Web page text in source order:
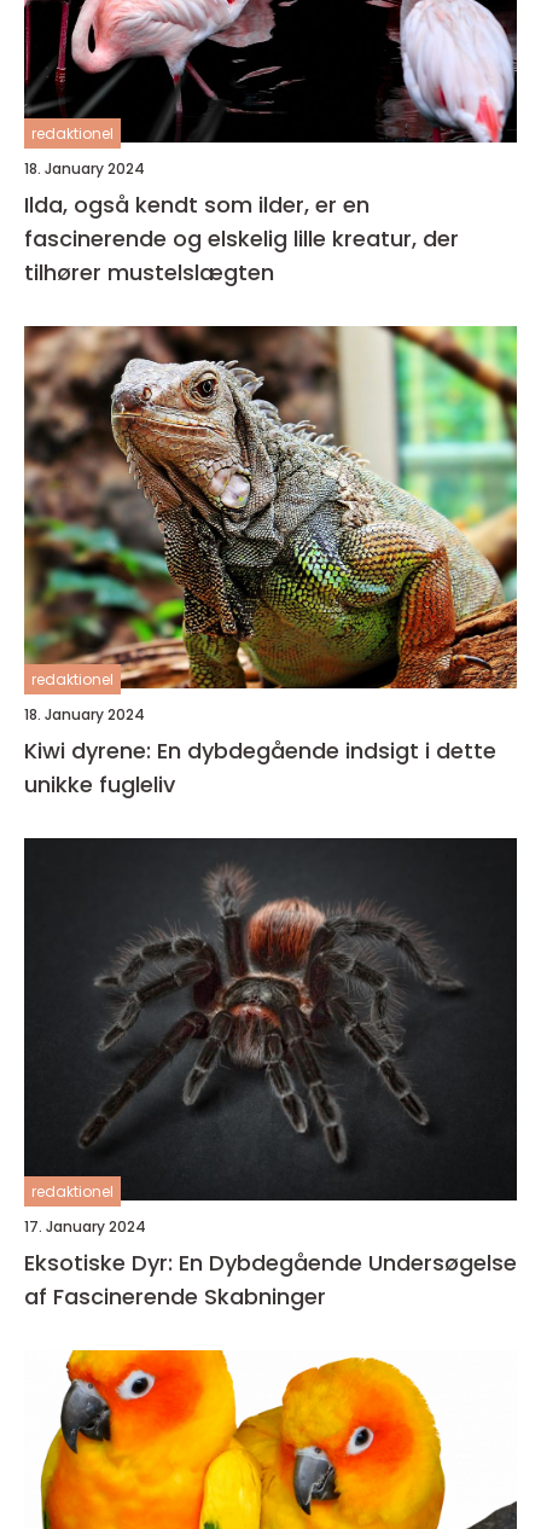
redaktionel
18. January 2024
Ilda, også kendt som ilder, er en
fascinerende og elskelig lille kreatur, der
tilhører mustelslægten
redaktionel
18. January 2024
Kiwi dyrene: En dybdegående indsigt i dette
unikke fugleliv
redaktionel
17. January 2024
Eksotiske Dyr: En Dybdegående Undersøgelse
af Fascinerende Skabninger